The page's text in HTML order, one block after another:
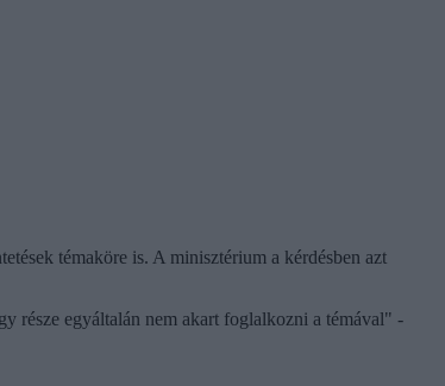
témaköre is. A minisztérium a kérdésben azt
része egyáltalán nem akart foglalkozni a témával" -